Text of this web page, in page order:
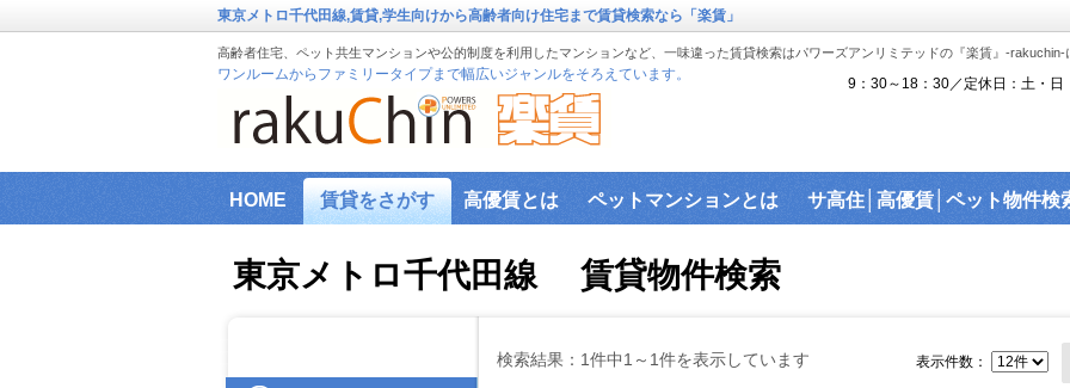
東京メトロ千代田線,賃貸,学生向けから高齢者向け住宅まで賃貸検索なら「楽賃」
高齢者住宅、ペット共生マンションや公的制度を利用したマンションなど、一味違った賃貸検索はパワーズアンリミテッドの『楽賃』-rakuchin-
ワンルームからファミリータイプまで幅広いジャンルをそろえています。
9：30～18：30／定休日：土・日
HOME 賃貸をさがす 高優賃とは ペットマンションとは サ高住│高優賃│ペット物件検
『楽賃』賃貸物件エリアから検索 『楽賃』賃貸物件沿線から検索
インターネット設備事前確認サービス│賃貸建物で利用可能なネットを調査！ 建物ライブラリ
東京メトロ千代田線 賃貸物件検索
検索結果：1件中1～1件を表示しています 表示件数：